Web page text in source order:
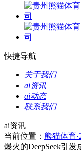
快捷导航
关于我们
ai资讯
ai动态
联系我们
ai资讯
当前位置： 熊猫体育
爆火的DeepSeek引